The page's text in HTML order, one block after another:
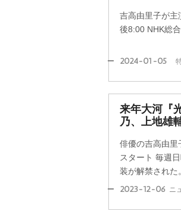
吉高由里子が主
後8:00 NHK総
2024-01-05
来年大河『
乃、上地雄
俳優の吉高由里
スタート 毎週
装が解禁された。
2023-12-06 ニ